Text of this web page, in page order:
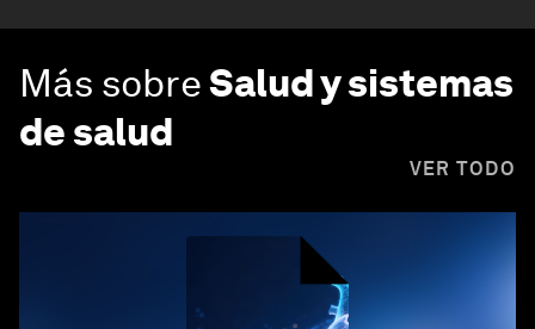
Más sobreSalud y sistemas
de salud
VER TODO